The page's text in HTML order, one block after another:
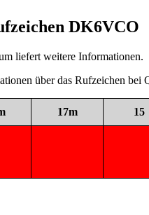
DK6VCO
liefert weitere Informationen.
über das Rufzeichen bei
17m 15